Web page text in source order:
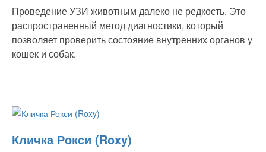
Проведение УЗИ животным далеко не редкость. Это
распространенный метод диагностики, который
позволяет проверить состояние внутренних органов у
кошек и собак.
Кличка Рокси (Roxy)